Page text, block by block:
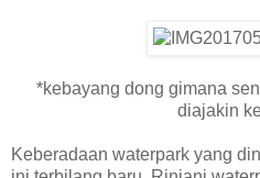
*kebayang dong gimana
diajakin
Keberadaan waterpark yang